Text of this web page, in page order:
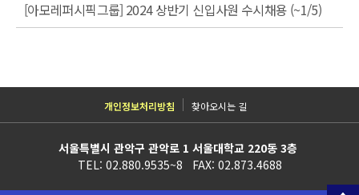
[아모레퍼시픽그룹] 2024 상반기 신입사원 수시채용 (~1/5)
개인정보처리방침 찾아오시는 길
서울특별시 관악구 관악로 1 서울대학교 220동 3층
TEL: 02.880.9535~8 FAX: 02.873.4688